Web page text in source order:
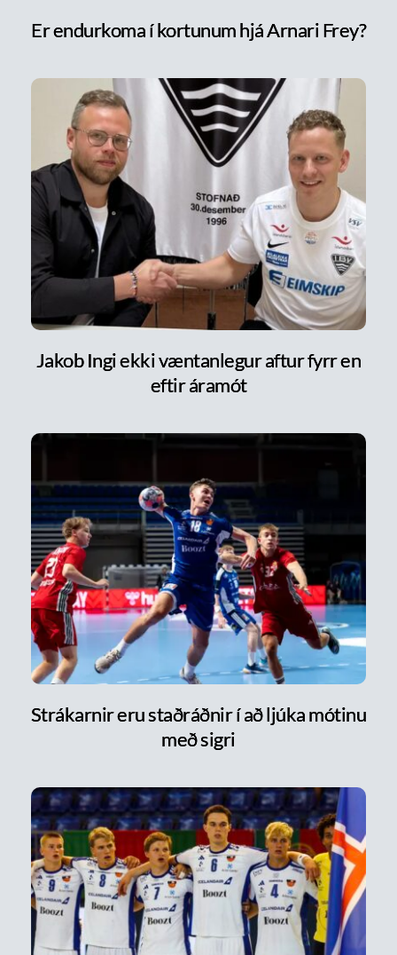
Er endurkoma í kortunum hjá Arnari Frey?
Jakob Ingi ekki væntanlegur aftur fyrr en
eftir áramót
Strákarnir eru staðráðnir í að ljúka mótinu
með sigri